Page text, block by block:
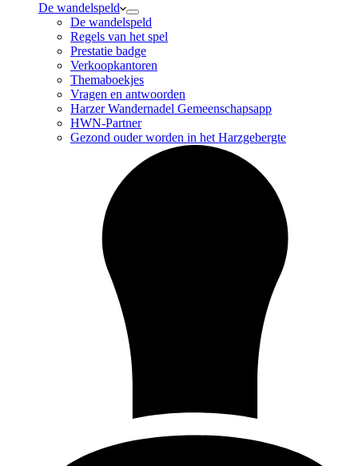
De wandelspeld
De wandelspeld
Regels van het spel
Prestatie badge
Verkoopkantoren
Themaboekjes
Vragen en antwoorden
Harzer Wandernadel Gemeenschapsapp
HWN-Partner
Gezond ouder worden in het Harzgebergte